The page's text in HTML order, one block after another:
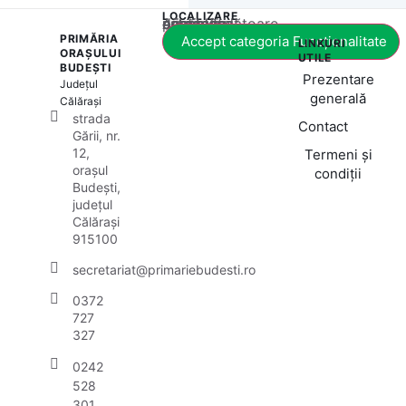
PRIMĂRIA
ORAȘULUI
BUDEȘTI
Județul
Călărași
strada
Gării, nr.
12,
orașul
Budești,
județul
Călărași
915100
secretariat@primariebudesti.ro
0372
727
327
0242
528
LOCALIZARE
Acest conținut este blocat până când acceptați categoria corespunzătoare de cookie-uri.
Accept categoria Funcționalitate
LINKURI
UTILE
Prezentare
generală
Contact
Termeni și
condiții